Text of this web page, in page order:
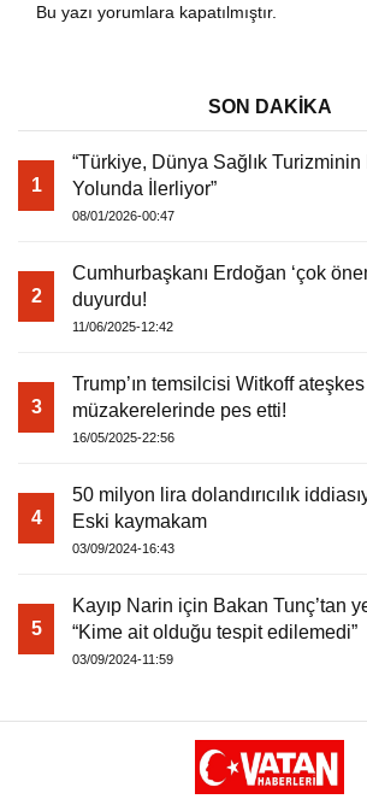
Bu yazı yorumlara kapatılmıştır.
SON DAKİKA
1
“Türkiye, Dünya Sağlık
Yolunda İlerliyor”
08/01/2026-00:47
2
Cumhurbaşkanı Erdoğan ‘çok
duyurdu!
11/06/2025-12:42
3
Trump’ın temsilcisi Witkoff ateşkes
müzakerelerinde pes etti!
16/05/2025-22:56
4
50 milyon lira dolandırıcılık
Eski kaymakam
03/09/2024-16:43
5
Kayıp Narin için Bakan Tunç’tan
“Kime ait olduğu tespit edilemedi”
03/09/2024-11:59